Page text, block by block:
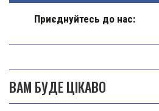
Приєднуйтесь до нас:
ВАМ БУДЕ ЦІКАВО